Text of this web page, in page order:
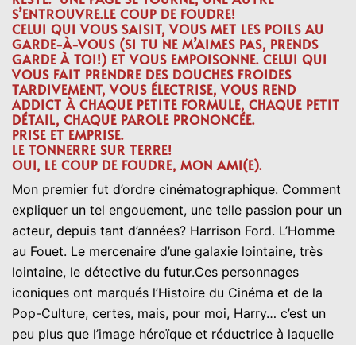
S’ENTROUVRE.LE COUP DE FOUDRE!
CELUI QUI VOUS SAISIT, VOUS MET LES POILS AU
GARDE-À-VOUS (SI TU NE M’AIMES PAS, PRENDS
GARDE À TOI!) ET VOUS EMPOISONNE. CELUI QUI
VOUS FAIT PRENDRE DES DOUCHES FROIDES
TARDIVEMENT, VOUS ÉLECTRISE, VOUS REND
ADDICT À CHAQUE PETITE FORMULE, CHAQUE PETIT
DÉTAIL, CHAQUE PAROLE PRONONCÉE.
PRISE ET EMPRISE.
LE TONNERRE SUR TERRE!
OUI, LE COUP DE FOUDRE, MON AMI(E).
Mon premier fut d’ordre cinématographique. Comment
expliquer un tel engouement, une telle passion pour un
acteur, depuis tant d’années? Harrison Ford. L’Homme
au Fouet. Le mercenaire d’une galaxie lointaine, très
lointaine, le détective du futur.Ces personnages
iconiques ont marqués l’Histoire du Cinéma et de la
Pop-Culture, certes, mais, pour moi, Harry… c’est un
peu plus que l’image héroïque et réductrice à laquelle